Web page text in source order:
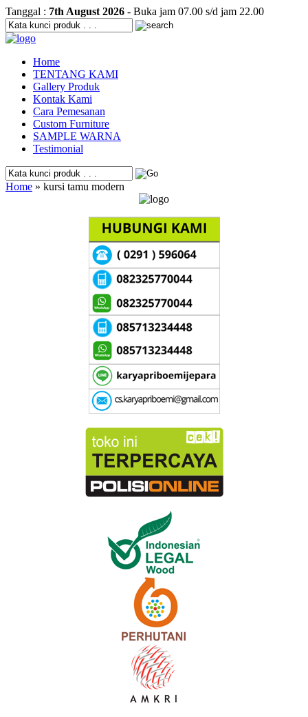
Tanggal : 7th August 2026 - Buka jam 07.00 s/d jam 22.00
Home
TENTANG KAMI
Gallery Produk
Kontak Kami
Cara Pemesanan
Custom Furniture
SAMPLE WARNA
Testimonial
Home » kursi tamu modern